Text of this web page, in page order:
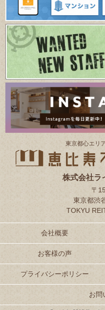
東京都⼼エリ
株式会社ラ
〒
東京都渋
TOKYU
会社概要
お客様の声
プライバシーポリシー
お問